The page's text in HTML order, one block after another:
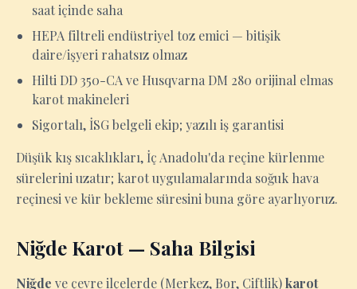
saat içinde saha
HEPA filtreli endüstriyel toz emici — bitişik
daire/işyeri rahatsız olmaz
Hilti DD 350-CA ve Husqvarna DM 280 orijinal elmas
karot makineleri
Sigortalı, İSG belgeli ekip; yazılı iş garantisi
Düşük kış sıcaklıkları, İç Anadolu'da reçine kürlenme
sürelerini uzatır; karot uygulamalarında soğuk hava
reçinesi ve kür bekleme süresini buna göre ayarlıyoruz.
Niğde Karot — Saha Bilgisi
Niğde ve çevre ilçelerde (Merkez, Bor, Çiftlik)karot